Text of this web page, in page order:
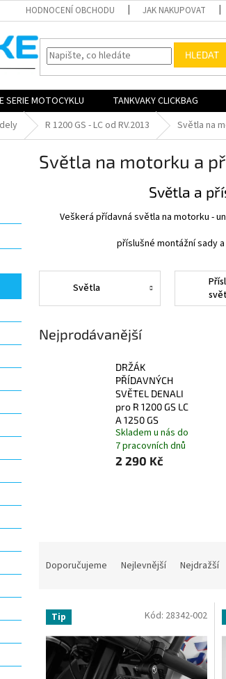
HODNOCENÍ OBCHODU JAK NAKUPOVAT
HLEDAT
SERIE MOTOCYKLU TANKVAKY CLICKBAG
R 1200 GS - LC od RV.2013 Světla na
Světla na motorku a
Světla a
Veškerá přídavná světla na motorku -
příslušné montážní sady
Světla
Nejprodávanější
DRŽÁK
PŘÍDAVNÝCH
SVĚTEL DENALI
pro R 1200 GS LC
A 1250 GS
Skladem u nás do
7 pracovních dnů
2 290 Kč
n
p
Doporučujeme Nejlevnější Nejdražší
V
p
Tip Kód: 28342-002